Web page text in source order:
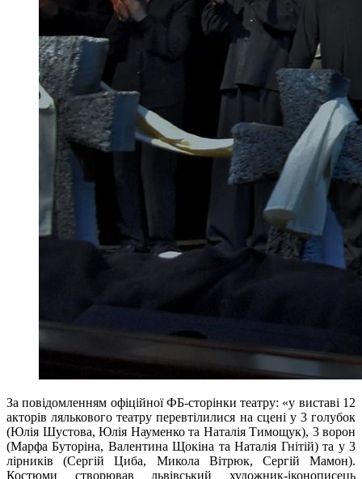
За повідомленням офіційної ФБ-сторінки театру: «у виставі 12
акторів лялькового театру перевтілилися на сцені у 3 голубок
(Юлія Шустова, Юлія Науменко та Наталія Тимощук), 3 ворон
(Марфа Буторіна, Валентина Щокіна та Наталія Гнітій) та у 3
лірників (Сергій Циба, Микола Вітрюк, Сергій Мамон).
Костюми створював львівський художник-іконописець